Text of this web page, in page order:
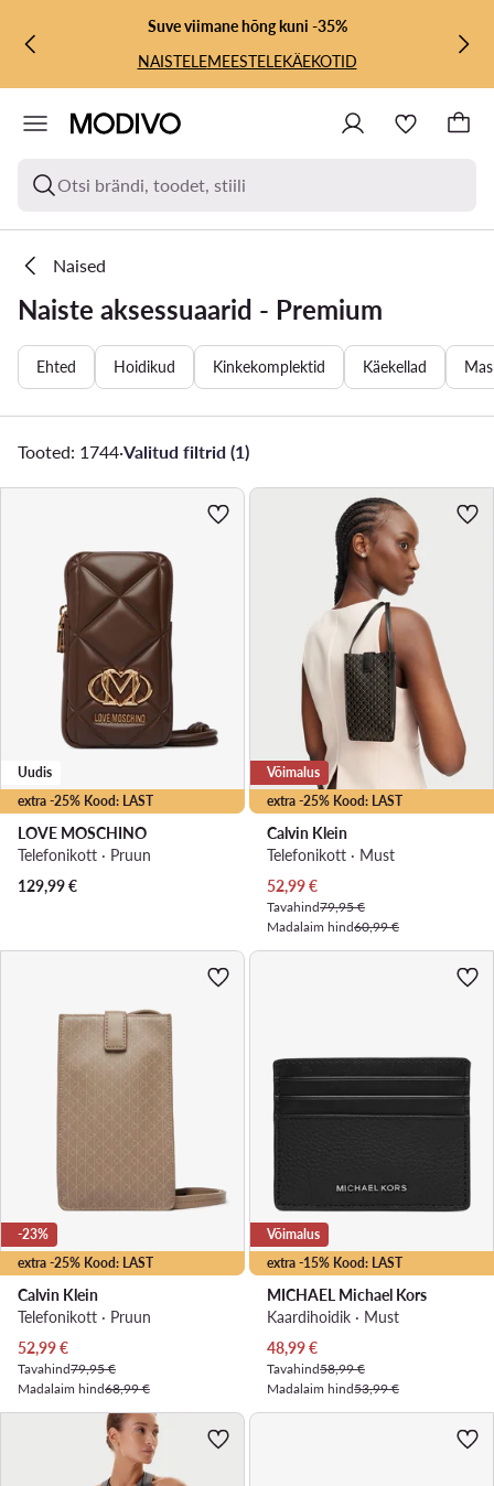
LIIGU PÕHISISU JUURDE
MINE OTSINGUSSESuve viimane hõng kuni -35%
NAISTELEMEESTELEKÄEKOTID
Otsi brändi, toodet, stiili
Naised
Naiste aksessuaarid - Premium
Ehted Hoidikud Kinkekomplektid Käekellad
Tooted: 1744·Valitud filtrid (1)
extra -25% Kood: LAST
Uudis
LOVE MOSCHINO
Telefonikott · Pruun
129,99€
extra -25% Kood: LAST
Võimalus
Calvin Klein
Telefonikott · Must
Praegune hind
52,99€
Tavahind79,95 €
Madalaim hind60,99 €
extra -25% Kood: LAST
-23%
Calvin Klein
Telefonikott · Pruun
Praegune hind
52,99€
Tavahind79,95 €
Madalaim hind68,99 €
extra -15% Kood: LAST
Võimalus
MICHAEL Michael Kors
Kaardihoidik · Must
Praegune hind
48,99€
Tavahind58,99 €
Madalaim hind53,99 €